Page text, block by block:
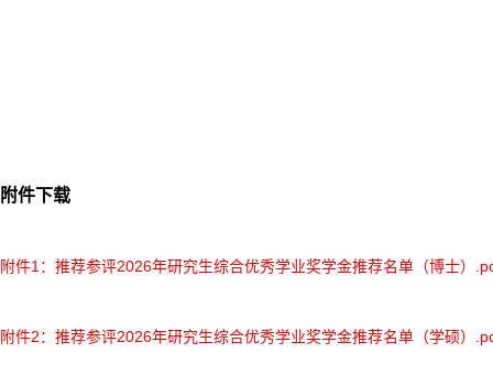
附件下载
附件1：推荐参评2026年研究生综合优秀学业奖学金推荐名单（博士）
附件2：推荐参评2026年研究生综合优秀学业奖学金推荐名单（学硕）